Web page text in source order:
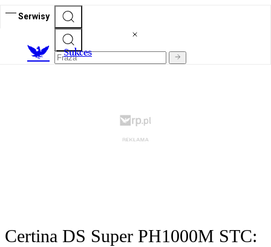
Serwisy
Sukces
Certina DS Super PH1000M STC: